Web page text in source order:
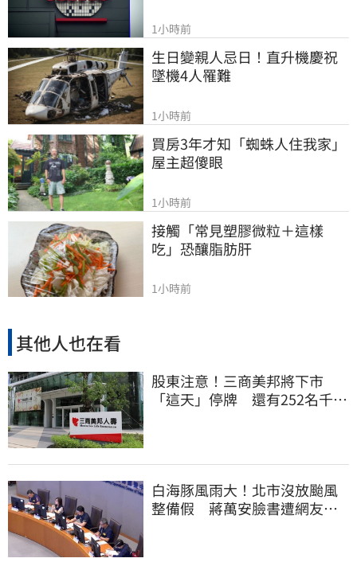
1小時前
生日變親人忌日！直升機慶祝
墜機4人罹難
1小時前
買房3年才知「蜘蛛人住我家」
屋主超傻眼
1小時前
接觸「常見塑膠微粒＋這樣
吃」恐釀脂肪肝
1小時前
其他人也在看
股東注意！三商美邦將下市
「這天」停牌 還有252名千張
白海豚風雨大！北市沒放颱風
整備假 蔣萬安臉書遭網友灌